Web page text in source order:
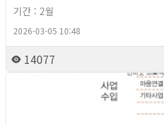
기간 : 2월
2026-03-05 10:48
14077